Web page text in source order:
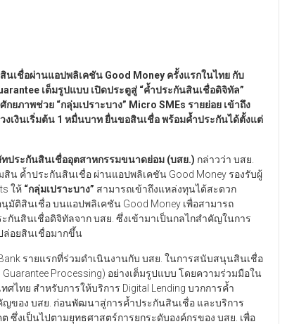
เชื่อผ่านแอปพลิเคชัน Good Money ครั้งแรกในไทย กับ
เต็มรูปแบบ เปิดประตูสู่ “ค้ำประกันสินเชื่อดิจิทัล”
กยภาพช่วย “กลุ่มเปราะบาง” Micro SMEs รายย่อย เข้าถึง
วงเงินเริ่มต้น 1 หมื่นบาท ยื่นขอสินเชื่อ พร้อมค้ำประกันได้ตั้งแต่
ประกันสินเชื่ออุตสาหกรรมขนาดย่อม (บสย.) กล่าวว่า บสย.
น ค้ำประกันสินเชื่อ ผ่านแอปพลิเคชัน Good Money รองรับผู้
ให้ “กลุ่มเปราะบาง” สามารถเข้าถึงแหล่งทุนได้สะดวก
มัติสินเชื่อ บนแอปพลิเคชัน Good Money เพื่อสามารถ
นสินเชื่อดิจิทัลจาก บสย. ซึ่งเข้ามาเป็นกลไกสำคัญในการ
ล่อยสินเชื่อมากขึ้น
รายแรกที่ร่วมดำเนินงานกับ บสย. ในการสนับสนุนสินเชื่อ
Processing) อย่างเต็มรูปแบบ โดยความร่วมมือใน
ไทย สำหรับการให้บริการ Digital Lending บวกการค้ำ
ญของ บสย. ก่อนพัฒนาสู่การค้ำประกันสินเชื่อ และบริการ
ซึ่งเป็นไปตามยุทธศาสตร์การยกระดับองค์กรของ บสย. เพื่อ